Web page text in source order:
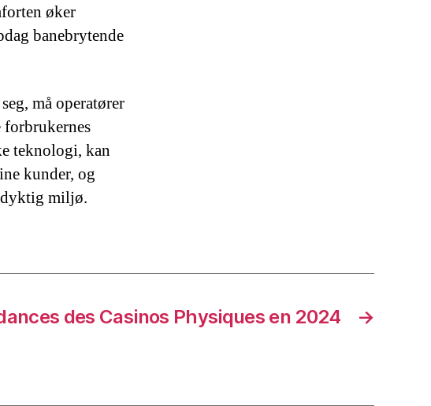
øker
banebrytende
må operatører
teknologi, kan
kunder, og
miljø.
→
des Casinos Physiques en 2024